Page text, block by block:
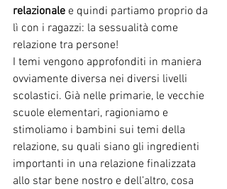
relazionale e quindi partiamo proprio da
lì con i ragazzi: la sessualità come
relazione tra persone!
I temi vengono approfonditi in maniera
ovviamente diversa nei diversi livelli
scolastici. Già nelle primarie, le vecchie
scuole elementari, ragioniamo e
stimoliamo i bambini sui temi della
relazione, su quali siano gli ingredienti
importanti in una relazione finalizzata
allo star bene nostro e dell’altro, cosa